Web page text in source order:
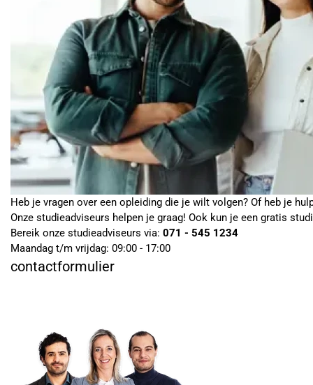
Heb je vragen over een opleiding die je wilt volgen? Of heb je
Onze studieadviseurs helpen je graag! Ook kun je een gratis
Bereik onze studieadviseurs via: 071 - 545 1234
Maandag t/m vrijdag: 09:00 - 17:00
contactformulier